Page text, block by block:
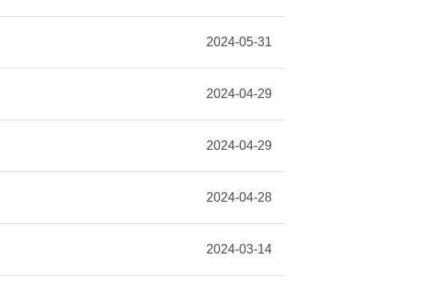
2024-05-31
2024-04-29
2024-04-29
2024-04-28
2024-03-14